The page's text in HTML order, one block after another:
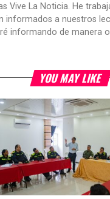
Vive La Noticia. He
a nuestros
informando de
YOU MAY LIKE